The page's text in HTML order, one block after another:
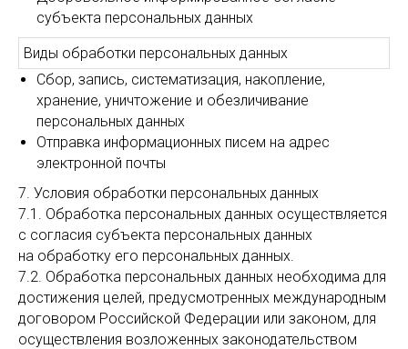
субъекта персональных данных
Виды обработки персональных данных
Сбор, запись, систематизация, накопление,
хранение, уничтожение и обезличивание
персональных данных
Отправка информационных писем на адрес
электронной почты
7. Условия обработки персональных данных
7.1. Обработка персональных данных осуществляется
с согласия субъекта персональных данных
на обработку его персональных данных.
7.2. Обработка персональных данных необходима для
достижения целей, предусмотренных международным
договором Российской Федерации или законом, для
осуществления возложенных законодательством